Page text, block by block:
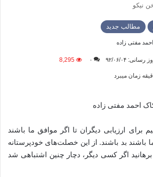
مطالب جدید
مفتی زاده
۹۲/۰۶/۰۴ ۰ 8,295
احمد مفتی زاده
برای ارزیابی دیگران تا اگر موافق ما باشند
بد باشند. از این خصلت‌های خودپرستانه
اگر کسی دیگر، دچار چنین اشتباهی شد